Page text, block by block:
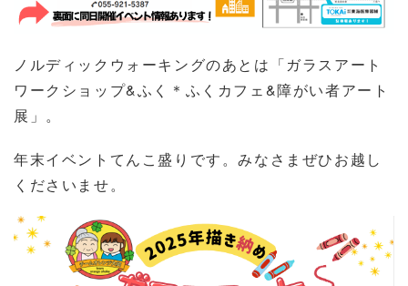
ノルディックウォーキングのあとは「ガラスアート
ワークショップ&ふく＊ふくカフェ&障がい者アート
展」。
年末イベントてんこ盛りです。みなさまぜひお越し
くださいませ。